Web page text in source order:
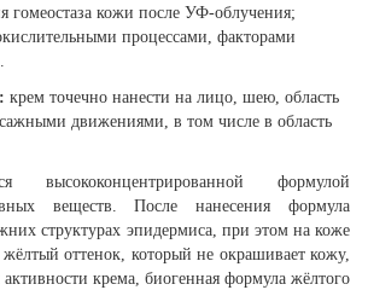
гомеостаза кожи после УФ-облучения;
процессами, факторами
крем точечно нанести на лицо, шею, область
движениями, в том числе в область
высококонцентрированной формулой
веществ. После нанесения формула
структурах эпидермиса, при этом на коже
оттенок, который не окрашивает кожу,
активности крема, биогенная формула жёлтого